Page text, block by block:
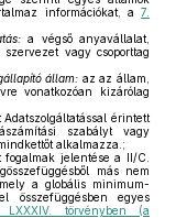
információkat, a 7.
a végső anyavállalat,
vagy csoporttag
állam: az az állam,
vonatkozóan kizárólag
érintett
szabályt vagy
alkalmazza.;
jelentése a II/C.
más nem
a globális minimum-
összefüggésben egyes
törvényben (a